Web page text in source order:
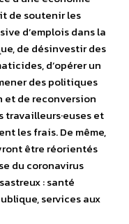
de soutenir les
d’emplois dans la
de désinvestir des
d’opérer un
des politiques
et de reconversion
et
les frais. De même,
être réorientés
du coronavirus
: santé
services aux